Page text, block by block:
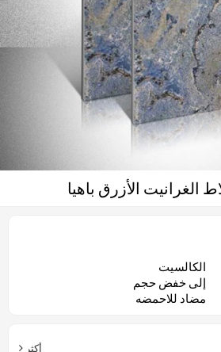
الغرانيت الأزرق باهيا
الكالسيت
إلى خفض حجم
مضاد للاحمضه
أكثر